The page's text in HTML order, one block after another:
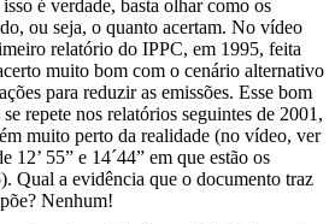
é verdade, basta olhar como os
ou seja, o quanto acertam. No vídeo
relatório do IPPC, em 1995, feita
muito bom com o cenário alternativo
para reduzir as emissões. Esse bom
repete nos relatórios seguintes de 2001,
muito perto da realidade (no vídeo, ver
12’ 55” e 14´44” em que estão os
Qual a evidência que o documento traz
Nenhum!